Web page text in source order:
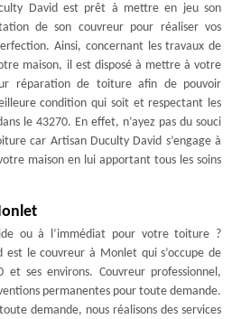
David est prêt à mettre en jeu son
de son couvreur pour réaliser vos
Ainsi, concernant les travaux de
maison, il est disposé à mettre à votre
réparation de toiture afin de pouvoir
condition qui soit et respectant les
le 43270. En effet, n’ayez pas du souci
car Artisan Duculty David s’engage à
maison en lui apportant tous les soins
ou à l’immédiat pour votre toiture ?
est le couvreur à Monlet qui s’occupe de
ses environs. Couvreur professionnel,
permanentes pour toute demande.
demande, nous réalisons des services